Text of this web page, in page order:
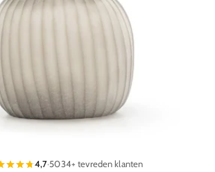
4,7·5034+ tevreden klanten